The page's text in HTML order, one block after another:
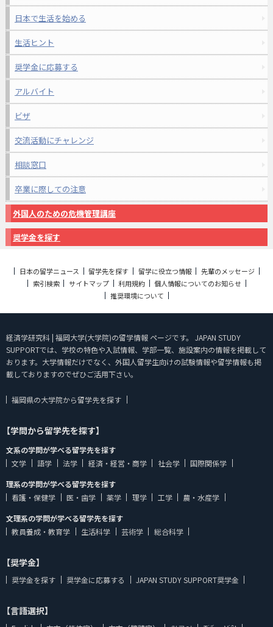
日本で生活を始める
生活ヒント
奨学金に応募する
アルバイト
ビザ
交流活動にチャレンジ
相談窓口
卒業に際しての注意
外国人のための危機管理講座
奨学金を探す
日本の留学ニュース 留学先を探す 留学に役立つ情報
先輩のメッセージ
索引検索
サイトマップ 利用規約
個人情報についてのお知らせ
推奨環境について
経済学研究科 | 福岡大学(大学院)の留学情報 ページです。 JAPAN STUDY
SUPPORTでは、学校の特色や入試情報、学部一覧、施設案内の情報を掲載して
おります。大学情報だけでなく、外国人留学生向けの試験情報や留学情報も掲
載しておりますのでぜひご活用下さい。
福岡県の大学院から留学先を探す
【学問から留学先を探す】
文系の学問が学べる留学先を探す
文学
語学 法学 経済・経営・商学 社会学
国際関係学
理系の学問が学べる留学先を探す
看護・保健学
医・歯学 薬学 理学 工学
農・水産学
文理系の学問が学べる留学先を探す
教員養成・教育学
生活科学 芸術学 総合科学
【奨学金】
奨学金を探す 奨学金に応募する JAPAN STUDY SUPPORT奨学金
【言語選択】